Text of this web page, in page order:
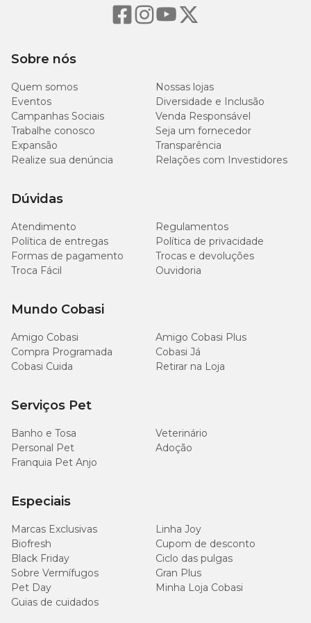
Sobre nós
Quem somos
Nossas lojas
Eventos
Diversidade e Inclusão
Campanhas Sociais
Venda Responsável
Trabalhe conosco
Seja um fornecedor
Expansão
Transparência
Realize sua denúncia
Relações com Investidores
Dúvidas
Atendimento
Regulamentos
Política de entregas
Política de privacidade
Formas de pagamento
Trocas e devoluções
Troca Fácil
Ouvidoria
Mundo Cobasi
Amigo Cobasi
Amigo Cobasi Plus
Compra Programada
Cobasi Já
Cobasi Cuida
Retirar na Loja
Serviços Pet
Banho e Tosa
Veterinário
Personal Pet
Adoção
Franquia Pet Anjo
Especiais
Marcas Exclusivas
Linha Joy
Biofresh
Cupom de desconto
Black Friday
Ciclo das pulgas
Sobre Vermífugos
Gran Plus
Pet Day
Minha Loja Cobasi
Guias de cuidados